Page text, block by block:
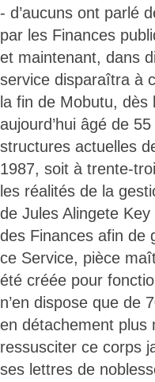
- d’aucuns ont parlé
par les Finances
et maintenant, dans
service disparaîtra à
la fin de Mobutu, dès
aujourd’hui âgé de
structures actuelles
1987, soit à trente-
les réalités de la
de Jules Alingete
des Finances afin de
ce Service, pièce
été créée pour
n’en dispose que de
en détachement plus
ressusciter ce corps
ses lettres de